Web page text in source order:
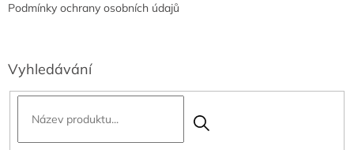
Podmínky ochrany osobních údajů
Vyhledávání